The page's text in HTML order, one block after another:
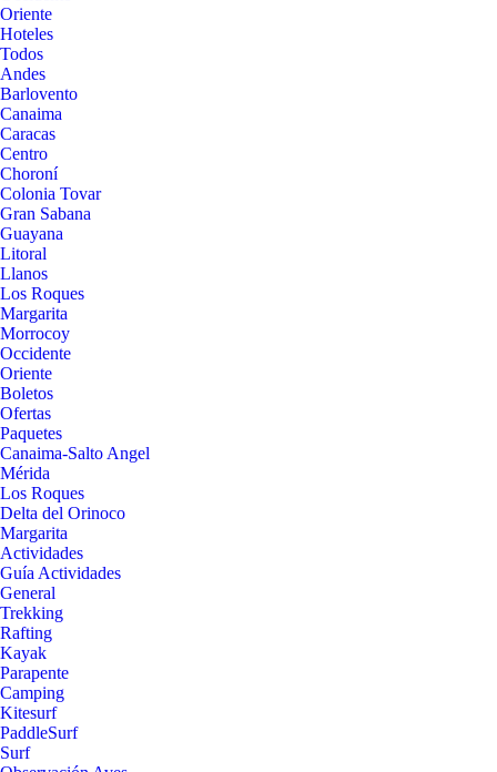
Oriente
Hoteles
Todos
Andes
Barlovento
Canaima
Caracas
Centro
Choroní
Colonia Tovar
Gran Sabana
Guayana
Litoral
Llanos
Los Roques
Margarita
Morrocoy
Occidente
Oriente
Boletos
Ofertas
Paquetes
Canaima-Salto Angel
Mérida
Los Roques
Delta del Orinoco
Margarita
Actividades
Guía Actividades
General
Trekking
Rafting
Kayak
Parapente
Camping
Kitesurf
PaddleSurf
Surf